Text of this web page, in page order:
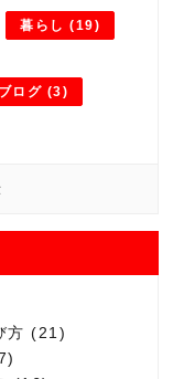
暮らし (19)
ログ (3)
方 (21)